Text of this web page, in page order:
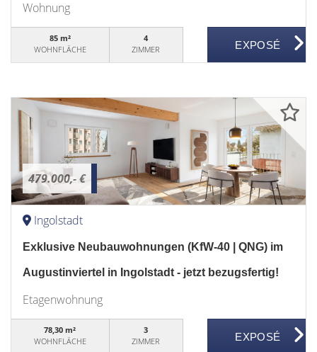
Wohnung
85 m²
WOHNFLÄCHE
4
ZIMMER
479.000,- €
Ingolstadt
Exklusive Neubauwohnungen (KfW-40 | QNG) im
Augustinviertel in Ingolstadt - jetzt bezugsfertig!
Etagenwohnung
78,30 m²
WOHNFLÄCHE
3
ZIMMER